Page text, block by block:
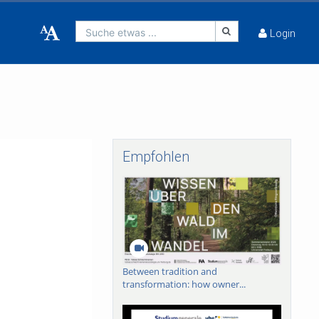
Suche etwas ... Login
Empfohlen
Between tradition and
transformation: how owner...